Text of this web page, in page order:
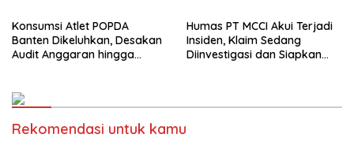
Konsumsi Atlet POPDA
Banten Dikeluhkan, Desakan
Audit Anggaran hingga
Humas PT MCCI Akui Terjadi
Insiden, Klaim Sedang
Diinvestigasi dan Siapkan
Rekomendasi untuk kamu